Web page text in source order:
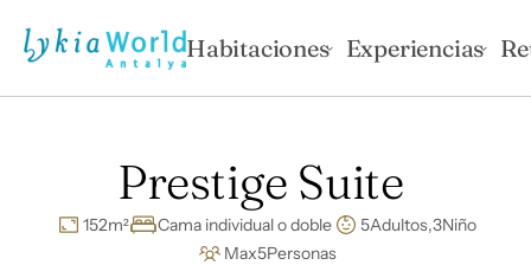
Habitaciones Experiencias
Prestige Suite
152m² Cama individual o doble 5Adultos,3Niño
Max5Personas